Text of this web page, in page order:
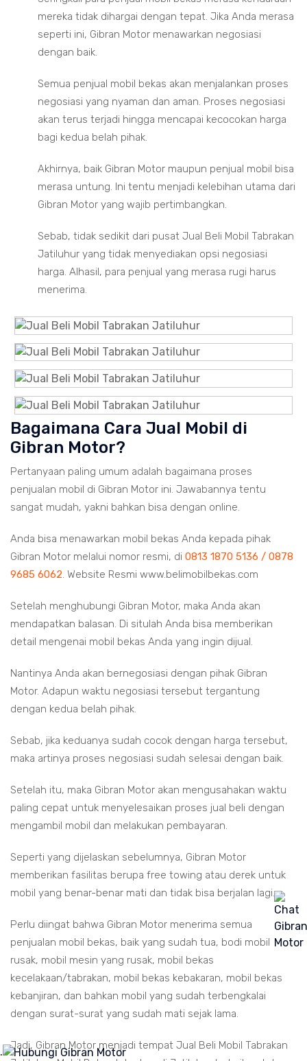
mereka tidak dihargai dengan tepat. Jika Anda merasa
seperti ini, Gibran Motor menawarkan negosiasi
dengan baik.
Semua penjual mobil bekas akan menjalankan proses
negosiasi yang nyaman dan aman. Proses negosiasi
akan terus terjadi hingga mencapai kecocokan harga
bagi kedua belah pihak.
Akhirnya, baik Gibran Motor maupun penjual mobil bisa
merasa untung. Ini tentu menjadi kelebihan utama dari
Gibran Motor yang wajib pertimbangkan.
Sebab, tidak sedikit dari pusat Jual Beli Mobil Tabrakan
Jatiluhur yang tidak menyediakan opsi negosiasi
harga. Alhasil, para penjual yang merasa rugi harus
menerima.
Bagaimana Cara Jual Mobil di
Gibran Motor?
Pertanyaan paling umum adalah bagaimana proses
penjualan mobil di Gibran Motor ini. Jawabannya tentu
sangat mudah, yakni bahkan bisa dengan online.
Anda bisa menawarkan mobil bekas Anda kepada pihak
Gibran Motor melalui nomor resmi, di 0813 1870 5136 / 0878
9685 6062. Website Resmi www.belimobilbekas.com
Setelah menghubungi Gibran Motor, maka Anda akan
mendapatkan balasan. Di situlah Anda bisa memberikan
detail mengenai mobil bekas Anda yang ingin dijual.
Nantinya Anda akan bernegosiasi dengan pihak Gibran
Motor. Adapun waktu negosiasi tersebut tergantung
dengan kedua belah pihak.
Sebab, jika keduanya sudah cocok dengan harga tersebut,
maka artinya proses negosiasi sudah selesai dengan baik.
Setelah itu, maka Gibran Motor akan mengusahakan waktu
paling cepat untuk menyelesaikan proses jual beli dengan
mengambil mobil dan melakukan pembayaran.
Seperti yang dijelaskan sebelumnya, Gibran Motor
memberikan fasilitas berupa free towing atau derek untuk
mobil yang benar-benar mati dan tidak bisa berjalan lagi.
Perlu diingat bahwa Gibran Motor menerima semua
penjualan mobil bekas, baik yang sudah tua, bodi mobil
rusak, mobil mesin yang rusak, mobil bekas
kecelakaan/tabrakan, mobil bekas kebakaran, mobil bekas
kebanjiran, dan bahkan mobil yang sudah terbengkalai
dengan surat-surat yang sudah mati sejak lama.
Jadi, Gibran Motor menjadi tempat Jual Beli Mobil Tabrakan
.